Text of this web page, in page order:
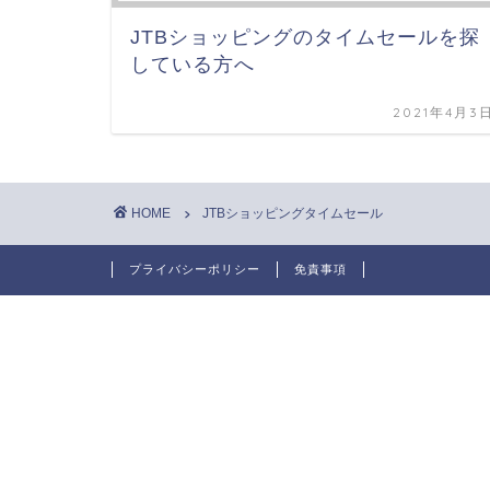
JTBショッピングのタイムセールを探
している方へ
2021年4月3
HOME JTBショッピングタイムセール
プライバシーポリシー 免責事項